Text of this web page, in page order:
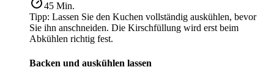
45 Min.
Tipp: Lassen Sie den Kuchen vollständig auskühlen, bevor
Sie ihn anschneiden. Die Kirschfüllung wird erst beim
Abkühlen richtig fest.
Backen und auskühlen lassen